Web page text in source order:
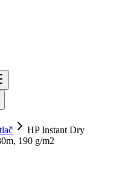
HP Instant Dry
190 g/m2